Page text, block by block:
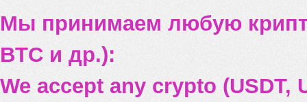
Мы принимаем любую
BTC и др.):
We accept any crypto (USDT,